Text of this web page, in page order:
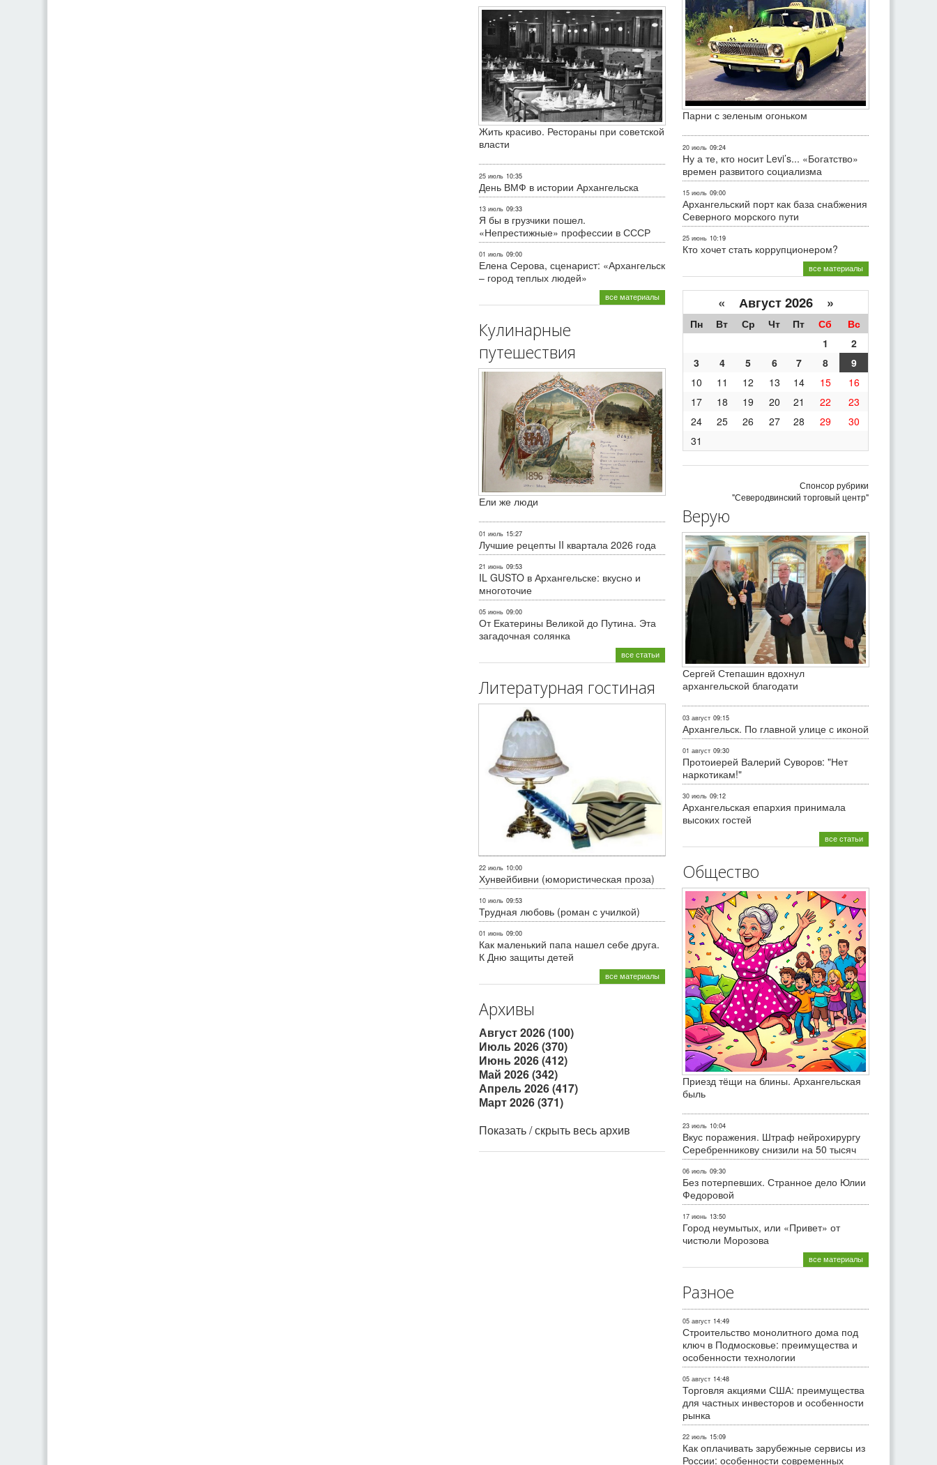
Жить красиво. Рестораны при советской
власти
25 июль 10:35
День ВМФ в истории Архангельска
13 июль 09:33
Я бы в грузчики пошел.
«Непрестижные» профессии в СССР
01 июль 09:00
Елена Серова, сценарист: «Архангельск
– город теплых людей»
все материалы
Кулинарные
путешествия
Ели же люди
01 июль 15:27
Лучшие рецепты II квартала 2026 года
21 июнь 09:53
IL GUSTO в Архангельске: вкусно и
многоточие
05 июнь 09:00
От Екатерины Великой до Путина. Эта
загадочная солянка
все статьи
Литературная гостиная
22 июль 10:00
Хунвейбивни (юмористическая проза)
10 июль 09:53
Трудная любовь (роман с училкой)
01 июнь 09:00
Как маленький папа нашел себе друга.
К Дню защиты детей
все материалы
Архивы
Август 2026 (100)
Июль 2026 (370)
Июнь 2026 (412)
Май 2026 (342)
Апрель 2026 (417)
Март 2026 (371)
Показать / скрыть весь архив
Парни с зеленым огоньком
20 июль 09:24
Ну а те, кто носит Levi’s... «Богатство»
времен развитого социализма
15 июль 09:00
Архангельский порт как база снабжения
Северного морского пути
25 июнь 10:19
Кто хочет стать коррупционером?
все материалы
« Август 2026 »
Пн Вт Ср Чт Пт Сб
Вс
1
2
3
4 5 6 7 8
9
10
11 12 13 14 15
16
17
18 19 20 21 22
23
24
25 26 27 28 29
30
31
Спонсор рубрики
"Северодвинский торговый центр"
Верую
Сергей Степашин вдохнул
архангельской благодати
03 август 09:15
Архангельск. По главной улице с иконой
01 август 09:30
Протоиерей Валерий Суворов: "Нет
наркотикам!"
30 июль 09:12
Архангельская епархия принимала
высоких гостей
все статьи
Общество
Приезд тёщи на блины. Архангельская
быль
23 июль 10:04
Вкус поражения. Штраф нейрохирургу
Серебренникову снизили на 50 тысяч
06 июль 09:30
Без потерпевших. Странное дело Юлии
Федоровой
17 июнь 13:50
Город неумытых, или «Привет» от
чистюли Морозова
все материалы
Разное
05 август 14:49
Строительство монолитного дома под
ключ в Подмосковье: преимущества и
особенности технологии
05 август 14:48
Торговля акциями США: преимущества
для частных инвесторов и особенности
рынка
22 июль 15:09
Как оплачивать зарубежные сервисы из
России: особенности современных